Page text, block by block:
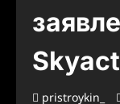
pristroykin_